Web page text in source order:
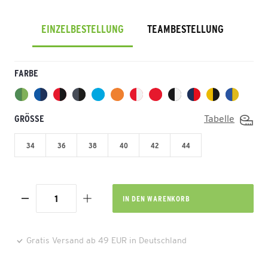
EINZELBESTELLUNG TEAMBESTELLUNG
FARBE
GRÖSSE Tabelle
34 36 38 40 42 44
IN DEN WARENKORB
Gratis Versand ab 49 EUR in Deutschland